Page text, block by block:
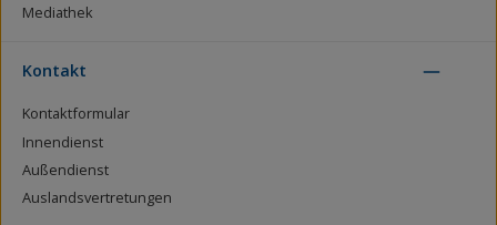
Mediathek
Kontakt
Kontaktformular
Innendienst
Außendienst
Auslandsvertretungen